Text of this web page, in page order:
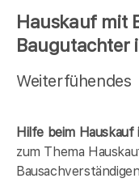
Hauskauf mit
Baugutachter
Weiterfühendes
Hilfe beim
zum Thema